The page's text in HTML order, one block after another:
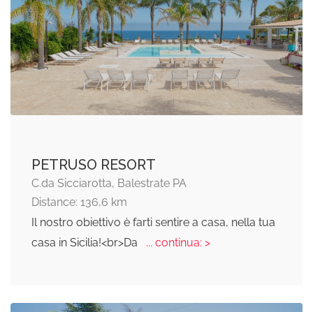
PETRUSO RESORT
C.da Sicciarotta, Balestrate PA
Distance: 136,6 km
Il nostro obiettivo è farti sentire a casa, nella tua
casa in Sicilia!<br>Da
... continua: >